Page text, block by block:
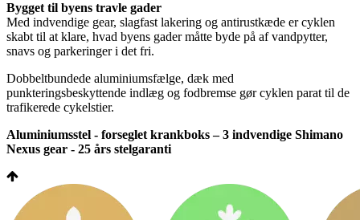
Bygget til byens travle gader
Med indvendige gear, slagfast lakering og antirustkæde er cyklen
skabt til at klare, hvad byens gader måtte byde på af vandpytter,
snavs og parkeringer i det fri.
Dobbeltbundede aluminiumsfælge, dæk med
punkteringsbeskyttende indlæg og fodbremse gør cyklen parat til de
trafikerede cykelstier.
Aluminiumsstel - forseglet krankboks – 3 indvendige Shimano
Nexus gear - 25 års stelgaranti